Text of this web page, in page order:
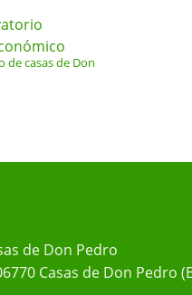
de casas de Don
de Don Pedro
Casas de Don Pedro